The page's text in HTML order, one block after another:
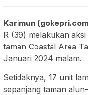
Karimun
R (39) melakukan
taman Coastal Area
Januari 2024 malam.
Setidaknya, 17 unit
sepanjang taman